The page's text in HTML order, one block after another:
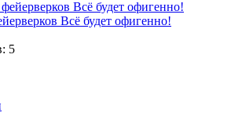
Всё будет офигенно!
5